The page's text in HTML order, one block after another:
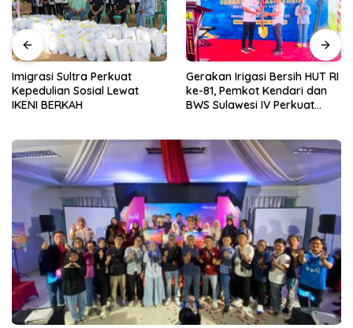
Imigrasi Sultra Perkuat
Kepedulian Sosial Lewat
IKENI BERKAH
Gerakan Irigasi Bersih HUT RI
ke-81, Pemkot Kendari dan
BWS Sulawesi IV Perkuat